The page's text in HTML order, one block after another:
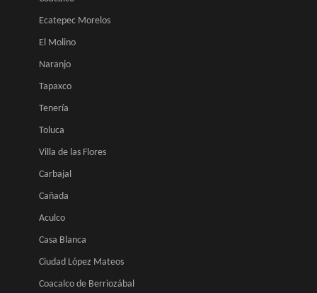
Ecatepec Morelos
El Molino
Naranjo
Tapaxco
Tenería
Toluca
Villa de las Flores
Carbajal
Cañada
Aculco
Casa Blanca
Ciudad López Mateos
Coacalco de Berriozábal